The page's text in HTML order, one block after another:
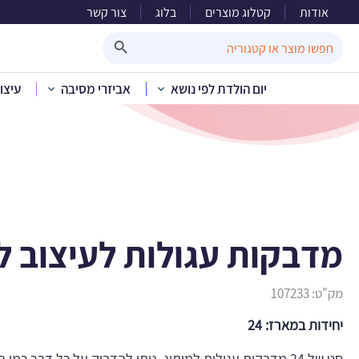
אודות קטלוג מוצרים בלוג צור קשר
for:
יום הולדת לפי נושא אביזרי מסיבה
בית»קטלוג מוצרים»
מדבקות עגולות לעיצוב
מק"ט:107233
יחידות במארז: 24